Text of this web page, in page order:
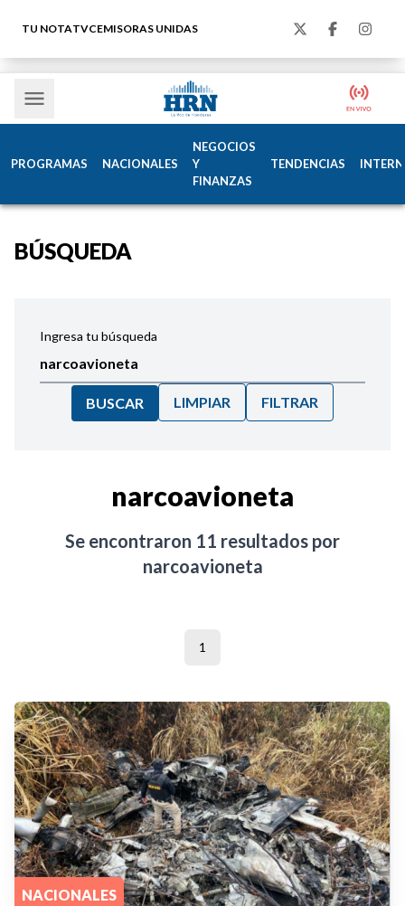
TU NOTATVCEMISORAS UNIDAS
PROGRAMAS NACIONALES
NEGOCIOS
Y
FINANZAS
TENDENCIAS
BÚSQUEDA
Ingresa tu búsqueda
BUSCAR LIMPIAR FILTRAR
narcoavioneta
Se encontraron 11 resultados por
narcoavioneta
1
NACIONALES